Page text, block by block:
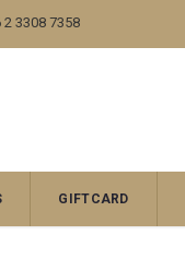
3308 7358
GIFTCARD